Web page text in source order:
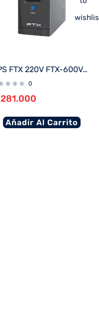
UPS FTX 220V FTX-600VA / 360W NEMA UNIVERSAL
0
281.000
Añadir Al Carrito